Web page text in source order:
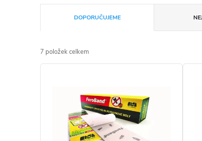
a
z
e
DOPORUČUJEME
7 položek celkem